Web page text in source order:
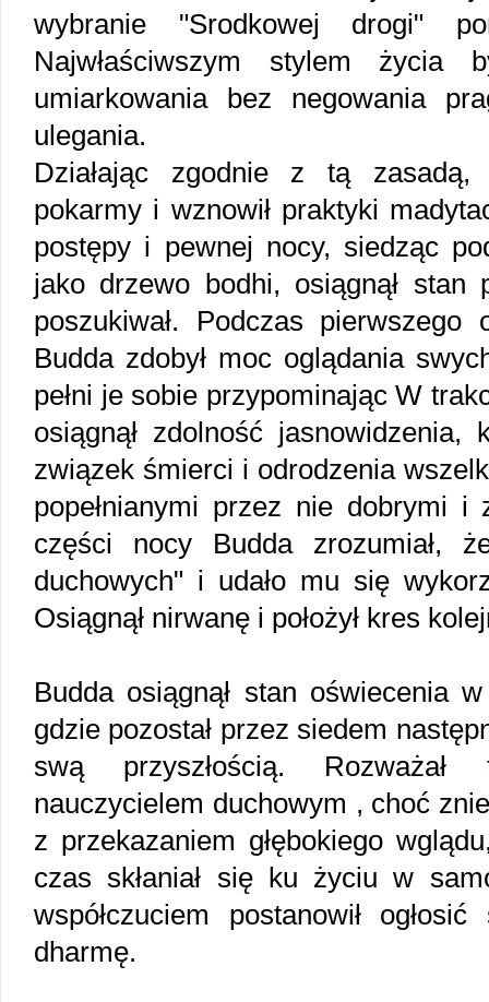
wybranie "Srodkowej drogi"
Najwłaściwszym stylem życia
umiarkowania bez negowania
ulegania.
Działając zgodnie z tą zasadą,
pokarmy i wznowił praktyki
postępy i pewnej nocy, siedząc
jako drzewo bodhi, osiągnął stan
poszukiwał. Podczas
Budda zdobył moc oglądania
pełni je sobie przypominając W
osiągnął zdolność jasnowidzenia,
związek śmierci i odrodzenia
popełnianymi przez nie dobrymi i
części nocy Budda zrozumiał,
duchowych" i udało mu się
Osiągnął nirwanę i położył kres
Budda osiągnął stan oświecenia
gdzie pozostał przez siedem
swą przyszłością.
nauczycielem duchowym , choć
z przekazaniem głębokiego
czas skłaniał się ku życiu w
współczuciem postanowił
dharmę.